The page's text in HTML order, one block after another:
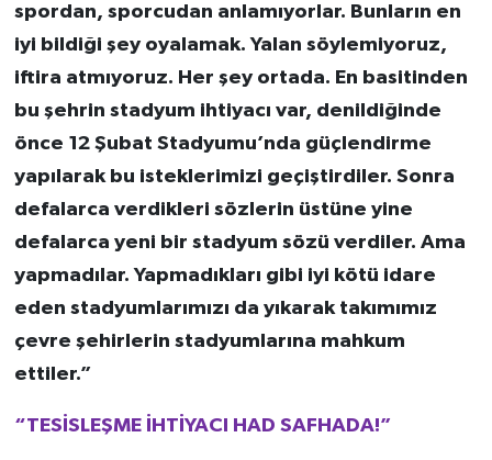
spordan, sporcudan anlamıyorlar. Bunların en
iyi bildiği şey oyalamak. Yalan söylemiyoruz,
iftira atmıyoruz. Her şey ortada. En basitinden
bu şehrin stadyum ihtiyacı var, denildiğinde
önce 12 Şubat Stadyumu’nda güçlendirme
yapılarak bu isteklerimizi geçiştirdiler. Sonra
defalarca verdikleri sözlerin üstüne yine
defalarca yeni bir stadyum sözü verdiler. Ama
yapmadılar. Yapmadıkları gibi iyi kötü idare
eden stadyumlarımızı da yıkarak takımımız
çevre şehirlerin stadyumlarına mahkum
ettiler.”
“TESİSLEŞME İHTİYACI HAD SAFHADA!”